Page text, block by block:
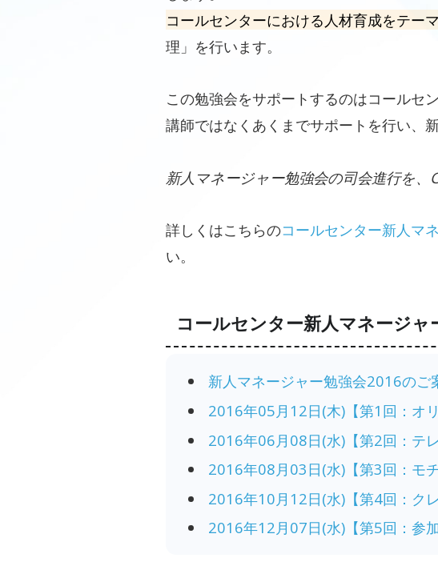
コールセンターにおける人材育成をテーマ
理」を行います。
この勉強会をサポートするのはコールセ
講師ではなくあくまでサポートを行い、
新人マネージャー勉強会の司会進行を
詳しくはこちらのコールセンター新人マ
い。
コールセンター新人マネージャ
新人マネージャー勉強会2016のご
2016年05月12日(木)【第1回：オ
2016年06月08日(水)【第2回：テ
2016年08月03日(水)【第3回：モ
2016年10月12日(水)【第4回：ク
2016年12月07日(水)【第5回：参